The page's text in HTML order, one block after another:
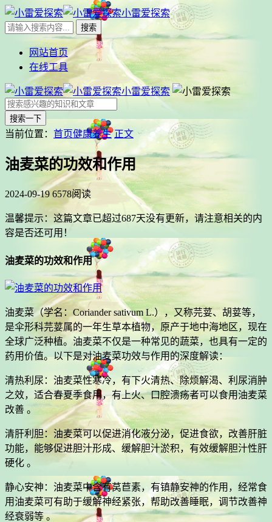
小雷爱探索
网站首页
在线工具
小雷爱探索
搜索一下
当前位置： 首页健康养生 正文
油麦菜的功效和作用
2024-09-19 6578阅读
温馨提示：这篇文章已超过687天没有更新，请注意相关的内
容是否还可用！
油麦菜的功效和作用
油麦菜（学名：Coriander sativum L.），又称芫荽、胡荽等，
是伞形科芫荽属的一年生草本植物，原产于地中海地区，现在
全球广泛种植。油麦菜不仅是一种常见的蔬菜，也具有一定的
药用价值。以下是对油麦菜功效与作用的深度解读：
清热利尿：油麦菜性寒冷，有下火清热、除烦解渴、利尿消肿
之效，适合春夏季食用，有上火、口腔溃疡者可以食用油麦菜
改善 。
清肝利胆：油麦菜可以促进消化液分泌，促进食欲，改善肝脏
功能，能够促进胆汁形成、缓解胆汁淤积，有效缓解胆汁性肝
硬化 。
静心安神：油麦菜中含有莴苣素，有镇静安神的作用，经常食
用油麦菜可有助于缓解神经紧张，帮助改善睡眠，调节改善神
经衰弱等 。